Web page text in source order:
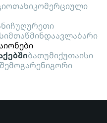
ოთახიკომერციული
ჩუღურეთი
მთაწმინდაავლაბარი
ბათუმიქუთაისი
გორი